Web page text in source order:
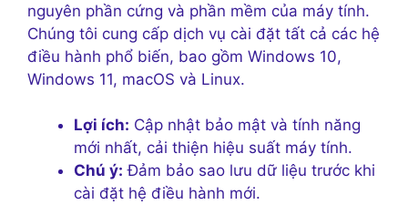
nguyên phần cứng và phần mềm của máy tính.
Chúng tôi cung cấp dịch vụ cài đặt tất cả các hệ
điều hành phổ biến, bao gồm Windows 10,
Windows 11, macOS và Linux.
Lợi ích: Cập nhật bảo mật và tính năng
mới nhất, cải thiện hiệu suất máy tính.
Chú ý: Đảm bảo sao lưu dữ liệu trước khi
cài đặt hệ điều hành mới.